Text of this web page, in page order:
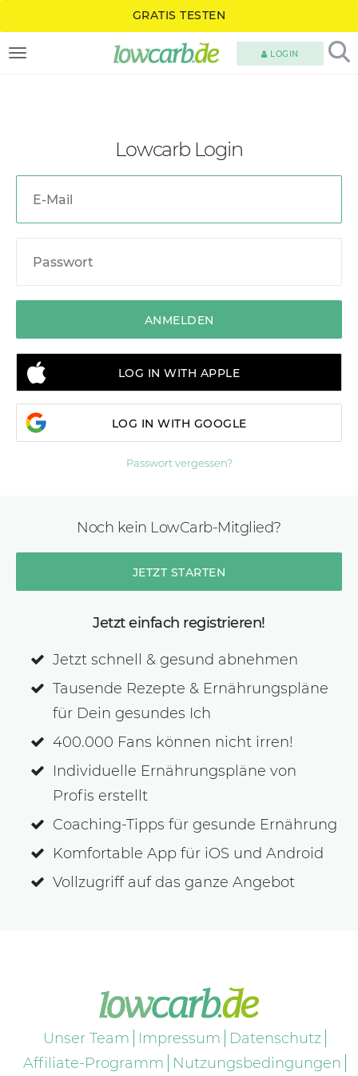
GRATIS TESTEN
TOGGLE NAVIGATION LOGIN
Lowcarb Login
LOG IN WITH APPLE
LOG IN WITH GOOGLE
Passwort vergessen?
Noch kein LowCarb-Mitglied?
JETZT STARTEN
Jetzt einfach registrieren!
Jetzt schnell & gesund abnehmen
Tausende Rezepte & Ernährungspläne
für Dein gesundes Ich
400.000 Fans können nicht irren!
Individuelle Ernährungspläne von
Profis erstellt
Coaching-Tipps für gesunde Ernährung
Komfortable App für iOS und Android
Vollzugriff auf das ganze Angebot
Unser Team Impressum
Datenschutz
Affiliate-Programm
Nutzungsbedingungen